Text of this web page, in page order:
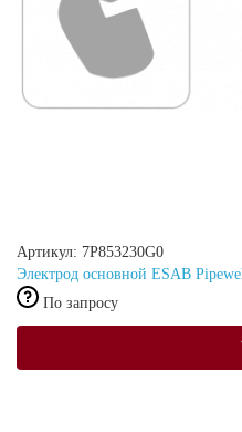
Артикул: 7P853230G0
Электрод основной ESAB
По запросу